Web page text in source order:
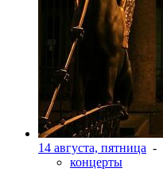
14 августа, пятница -
концерты